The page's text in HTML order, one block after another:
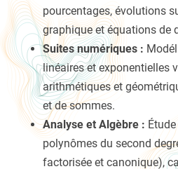
pourcentages, évolutions
graphique et équations de
Suites numériques :
linéaires et exponentielles
arithmétiques et
et de sommes.
Analyse et Algèbre :
polynômes du second
factorisée et canonique),